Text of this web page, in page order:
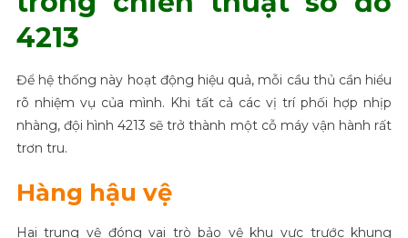
4213
Để hệ thống này hoạt động hiệu quả, mỗi cầu thủ cần hiểu
rõ nhiệm vụ của mình. Khi tất cả các vị trí phối hợp nhịp
nhàng, đội hình 4213 sẽ trở thành một cỗ máy vận hành rất
trơn tru.
Hàng hậu vệ
Hai trung vệ đóng vai trò bảo vệ khu vực trước khung